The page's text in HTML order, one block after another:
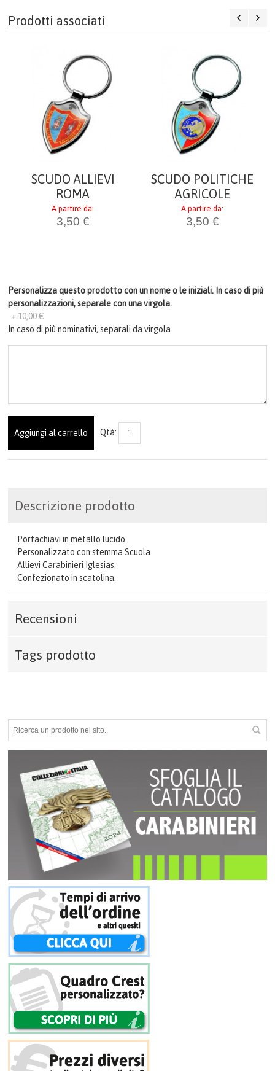
DIVENTA RIVENDITORE
Prodotti associati
SCUDO ALLIEVI
ROMA
A partire da:
3,50 €
SCUDO POLITICHE
AGRICOLE
A partire da:
3,50 €
Personalizza questo prodotto con un nome o le iniziali. In caso di più
personalizzazioni, separale con una virgola.
+ 10,00 €
In caso di più nominativi, separali da virgola
Aggiungi al carrello Qtà:
Descrizione prodotto
Portachiavi in metallo lucido.
Personalizzato con stemma Scuola
Allievi Carabinieri Iglesias.
Confezionato in scatolina.
Recensioni
Tags prodotto